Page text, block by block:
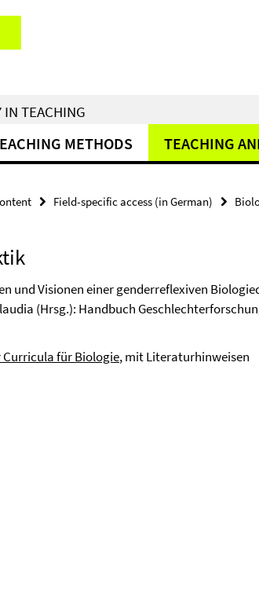
TEACHING
METHODS TEACHING
Field-specific access (in German)
und Visionen einer genderreflexiven
(Hrsg.): Handbuch
Curricula für Biologie, mit Literaturhinweisen